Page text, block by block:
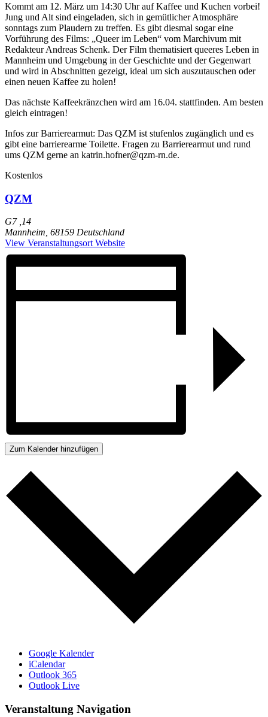
Kommt am 12. März um 14:30 Uhr auf Kaffee und Kuchen vorbei!
Jung und Alt sind eingeladen, sich in gemütlicher Atmosphäre
sonntags zum Plaudern zu treffen. Es gibt diesmal sogar eine
Vorführung des Films: „Queer im Leben“ vom Marchivum mit
Redakteur Andreas Schenk. Der Film thematisiert queeres Leben in
Mannheim und Umgebung in der Geschichte und der Gegenwart
und wird in Abschnitten gezeigt, ideal um sich auszutauschen oder
einen neuen Kaffee zu holen!
Das nächste Kaffeekränzchen wird am 16.04. stattfinden. Am besten
gleich eintragen!
Infos zur Barrierearmut: Das QZM ist stufenlos zugänglich und es
gibt eine barrierearme Toilette. Fragen zu Barrierearmut und rund
ums QZM gerne an katrin.hofner@qzm-rn.de.
Kostenlos
QZM
G7 ,14
Mannheim 68159 Deutschland
View Veranstaltungsort Website
Zum Kalender hinzufügen
Google Kalender
iCalendar
Outlook 365
Outlook Live
Veranstaltung Navigation